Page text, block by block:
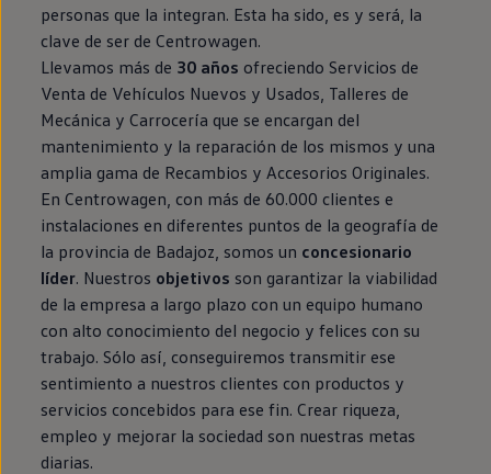
personas que la integran. Esta ha sido, es y será, la
clave de ser de Centrowagen.
Llevamos más de 30 años ofreciendo Servicios de
Venta de Vehículos Nuevos y Usados, Talleres de
Mecánica y Carrocería que se encargan del
mantenimiento y la reparación de los mismos y una
amplia gama de Recambios y Accesorios Originales.
En Centrowagen, con más de 60.000 clientes e
instalaciones en diferentes puntos de la geografía de
la provincia de Badajoz, somos un concesionario
líder. Nuestros objetivos son garantizar la viabilidad
de la empresa a largo plazo con un equipo humano
con alto conocimiento del negocio y felices con su
trabajo. Sólo así, conseguiremos transmitir ese
sentimiento a nuestros clientes con productos y
servicios concebidos para ese fin. Crear riqueza,
empleo y mejorar la sociedad son nuestras metas
diarias.